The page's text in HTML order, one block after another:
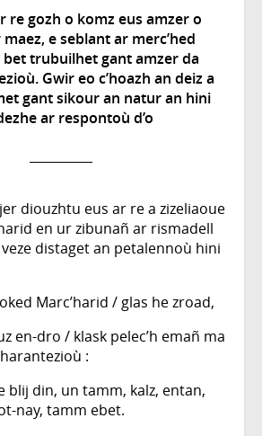
re gozh o komz eus amzer o
e seblant ar merc’hed
trubuilhet gant amzer da
Gwir eo c’hoazh an deiz a
gant sikour an natur an hini
ar respontoù d’o
diouzhtu eus ar re a zizeliaoue
en ur zibunañ ar rismadell
distaget an petalennoù hini
Marc’harid / glas he zroad,
en-dro / klask pelec’h emañ ma
:
blij din, un tamm, kalz, entan,
nay, tamm ebet.